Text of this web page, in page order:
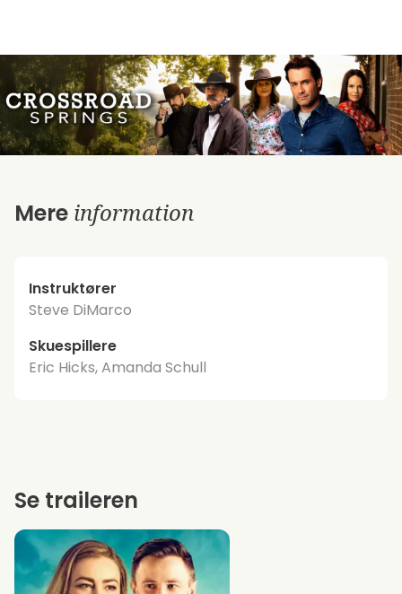
Mere information
Instruktører
Steve DiMarco
Skuespillere
Eric Hicks, Amanda Schull
Se traileren